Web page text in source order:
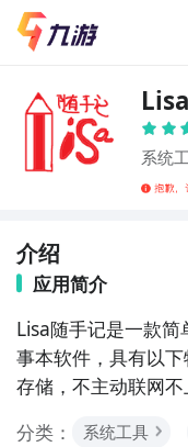
系统
介绍
应用简介
Lisa随手记是一款
事本软件，具有以
存储，不主动联网
分类：
系统工具